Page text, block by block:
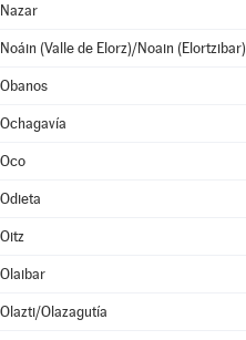
Nazar
Noáin (Valle de Elorz)/Noain (Elortzibar)
Obanos
Ochagavía
Oco
Odieta
Oitz
Olaibar
Olazti/Olazagutía